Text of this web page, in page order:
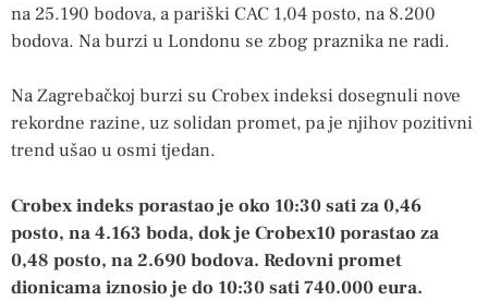
na 25.190 bodova, a pariški CAC 1,04 posto, na 8.200
bodova. Na burzi u Londonu se zbog praznika ne radi.
Na Zagrebačkoj burzi su Crobex indeksi dosegnuli nove
rekordne razine, uz solidan promet, pa je njihov pozitivni
trend ušao u osmi tjedan.
Crobex indeks porastao je oko 10:30 sati za 0,46
posto, na 4.163 boda, dok je Crobex10 porastao za
0,48 posto, na 2.690 bodova. Redovni promet
dionicama iznosio je do 10:30 sati 740.000 eura.